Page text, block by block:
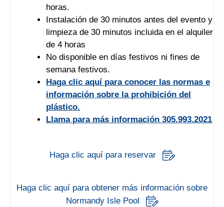
horas.
Instalación de 30 minutos antes del evento y
limpieza de 30 minutos incluida en el alquiler
de 4 horas
No disponible en días festivos ni fines de
semana festivos.
Haga clic aquí para conocer las normas e
información sobre la prohibición del
plástico.
Llama para más información 305.993.2021
Haga clic aquí para reservar
Haga clic aquí para obtener más información sobre
Normandy Isle Pool